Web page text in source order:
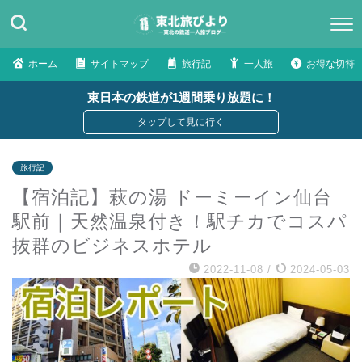
ホーム サイトマップ 旅行記 一人旅 お得な切符
東日本の鉄道が1週間乗り放題に！
旅行記
【宿泊記】萩の湯 ドーミーイン仙台
駅前｜天然温泉付き！駅チカでコスパ
抜群のビジネスホテル
2022-11-08 / 2024-05-03